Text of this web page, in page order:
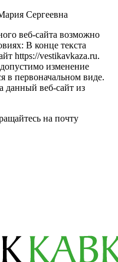
Сергеевна
веб-сайта возможно
В конце текста
https://vestikavkaza.ru.
изменение
в первоначальном виде.
данный веб-сайт из
на почту